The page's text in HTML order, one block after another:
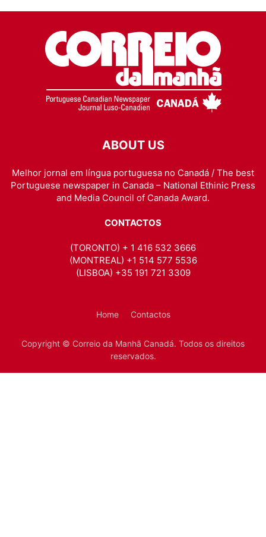
ABOUT US
Melhor jornal em língua portuguesa no Canadá / The best
Portuguese newspaper in Canada – National Ethinic Press
and Media Council of Canada Award.
CONTACTOS
(TORONTO) + 1 416 532 3666
(MONTREAL) +1 514 577 5536
(LISBOA) +35 191 721 3309
Home Contactos
Copyright © Correio da Manhã Canadá. Todos os direitos
reservados.